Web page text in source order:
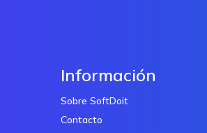
Información
Sobre SoftDoit
Contacto